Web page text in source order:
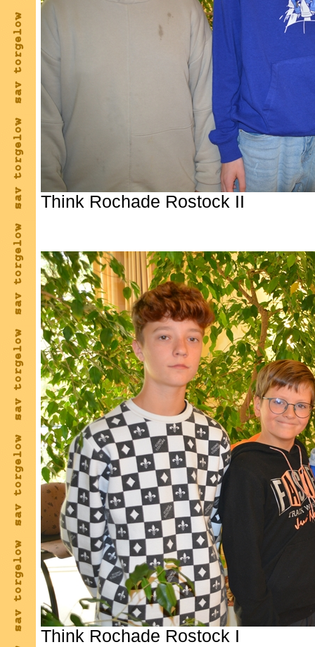
Think Rochade Rostock II
Think Rochade Rostock I